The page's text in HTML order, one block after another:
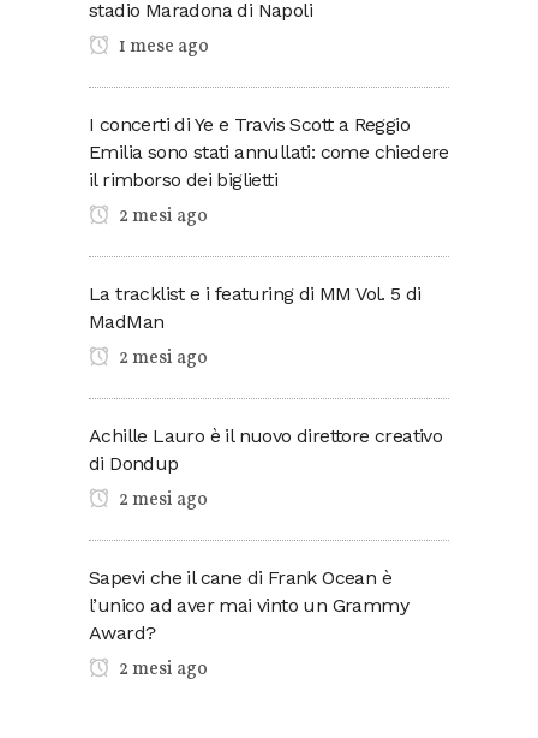
stadio Maradona di Napoli
1 mese ago
I concerti di Ye e Travis Scott a Reggio
Emilia sono stati annullati: come chiedere
il rimborso dei biglietti
2 mesi ago
La tracklist e i featuring di MM Vol. 5 di
MadMan
2 mesi ago
Achille Lauro è il nuovo direttore creativo
di Dondup
2 mesi ago
Sapevi che il cane di Frank Ocean è
l’unico ad aver mai vinto un Grammy
Award?
2 mesi ago